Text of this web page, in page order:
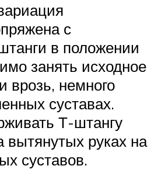
с
в положении
занять исходное
врозь, немного
суставах.
Т-штангу
вытянутых руках на
суставов.